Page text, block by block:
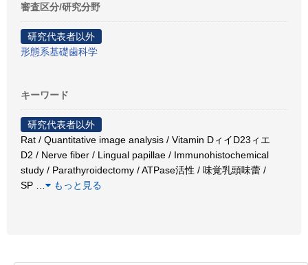
審査区分/研究分野
研究代表者以外
形態系基礎歯科学
キーワード
研究代表者以外
Rat / Quantitative image analysis / Vitamin DィイD23ィエ
D2 / Nerve fiber / Lingual papillae / Immunohistochemical
study / Parathyroidectomy / ATPase活性 / 味覚乳頭味蕾 /
SP
もっと見る